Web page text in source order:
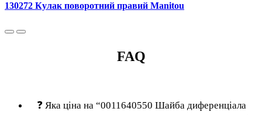
130272 Кулак поворотний правий Manitou
FAQ
❓ Яка ціна на “0011640550 Шайба диференціала